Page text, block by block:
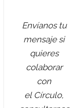
Envíanos tu
mensaje si
quieres
colaborar
con
el Círculo,